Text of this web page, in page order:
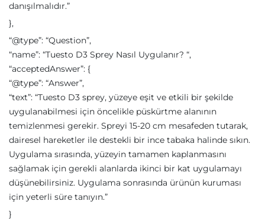
danışılmalıdır.”
},
“@type”: “Question”,
“name”: “Tuesto D3 Sprey Nasıl Uygulanır? “,
“acceptedAnswer”: {
“@type”: “Answer”,
“text”: “Tuesto D3 sprey, yüzeye eşit ve etkili bir şekilde
uygulanabilmesi için öncelikle püskürtme alanının
temizlenmesi gerekir. Spreyi 15-20 cm mesafeden tutarak,
dairesel hareketler ile destekli bir ince tabaka halinde sıkın.
Uygulama sırasında, yüzeyin tamamen kaplanmasını
sağlamak için gerekli alanlarda ikinci bir kat uygulamayı
düşünebilirsiniz. Uygulama sonrasında ürünün kuruması
için yeterli süre tanıyın.”
}